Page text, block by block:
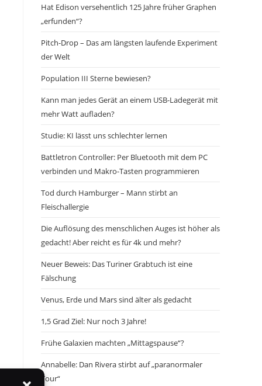
Hat Edison versehentlich 125 Jahre früher Graphen
„erfunden“?
Pitch-Drop – Das am längsten laufende Experiment
der Welt
Population III Sterne bewiesen?
Kann man jedes Gerät an einem USB-Ladegerät mit
mehr Watt aufladen?
Studie: KI lässt uns schlechter lernen
Battletron Controller: Per Bluetooth mit dem PC
verbinden und Makro-Tasten programmieren
Tod durch Hamburger – Mann stirbt an
Fleischallergie
Die Auflösung des menschlichen Auges ist höher als
gedacht! Aber reicht es für 4k und mehr?
Neuer Beweis: Das Turiner Grabtuch ist eine
Fälschung
Venus, Erde und Mars sind älter als gedacht
1,5 Grad Ziel: Nur noch 3 Jahre!
Frühe Galaxien machten „Mittagspause“?
Annabelle: Dan Rivera stirbt auf „paranormaler
Tour“